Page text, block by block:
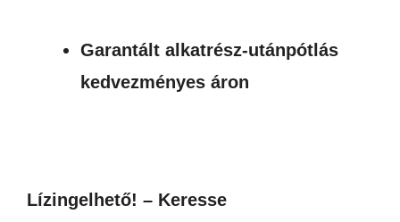
Garantált alkatrész-utánpótlás
kedvezményes áron
Lízingelhető! – Keresse